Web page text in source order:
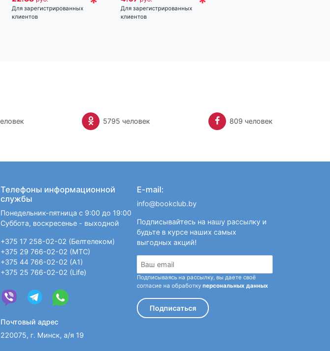
Для зарегистрированных
клиентов
Для зарегистрированных
клиентов
5795 человек 809 человек
Телефоны информационной
службы
Понедельник-пятница с 9:00 до 19:00
Суббота, воскресенье - выходной
+375 17 258-02-02 (Белтелеком)
+375 29 766-02-02 (МТС)
+375 44 766-02-02 (А1)
+375 25 766-02-02 (Life)
Почтовый адрес
220075, г. Минск, а/я 19
E-mail:
info@bookclub.by
Подписывайтесь на нашу рассылку и
будьте в курсе наших самых
выгодных акций!
Подписываясь на рассылку, вы даете своё
согласие на обработку персональных данных
Подписаться